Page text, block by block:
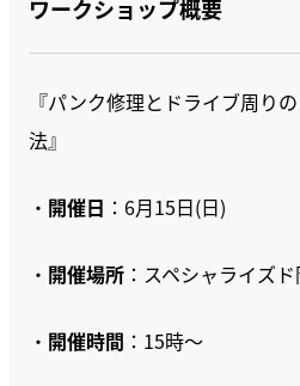
ワークショップ概要
『パンク修理とドライブ周り
法』
・ 開催日 ：6月15日(日)
・ 開催場所 ：スペシャライズ
・ 開催時間 ：15時～